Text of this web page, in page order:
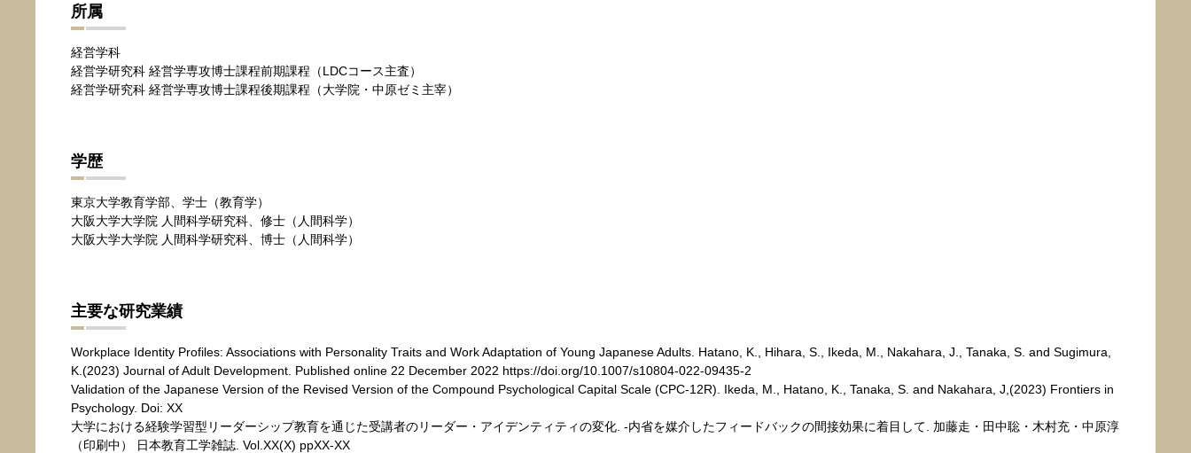
所属
経営学科
経営学研究科 経営学専攻博士課程前期課程（LDCコース主査）
経営学研究科 経営学専攻博士課程後期課程（大学院・中原ゼミ主宰）
学歴
東京大学教育学部、学士（教育学）
大阪大学大学院 人間科学研究科、修士（人間科学）
大阪大学大学院 人間科学研究科、博士（人間科学）
主要な研究業績
Workplace Identity Profiles: Associations with Personality Traits and Work Adaptation of Young Japanese Adults. Hatano, K., Hihara, S., Ikeda, M., Nakahara, J., Tanaka, S. and Sugimura,
K.(2023) Journal of Adult Development. Published online 22 December 2022 https://doi.org/10.1007/s10804-022-09435-2
Validation of the Japanese Version of the Revised Version of the Compound Psychological Capital Scale (CPC-12R). Ikeda, M., Hatano, K., Tanaka, S. and Nakahara, J,(2023) Frontiers in
Psychology. Doi: XX
大学における経験学習型リーダーシップ教育を通じた受講者のリーダー・アイデンティティの変化. -内省を媒介したフィードバックの間接効果に着目して. 加藤走・田中聡・木村充・中原淳
（印刷中） 日本教育工学雑誌. Vol.XX(X) ppXX-XX